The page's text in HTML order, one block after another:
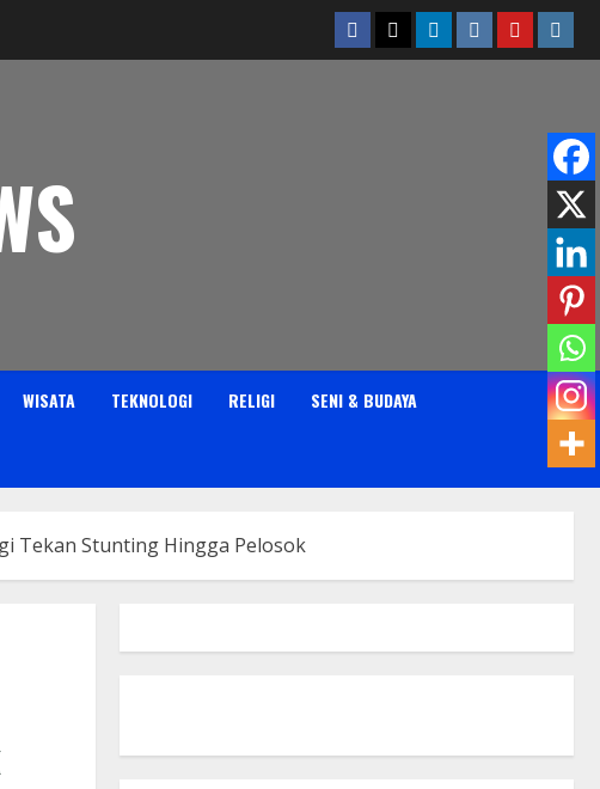
Facebook
TwitterLinkedin
VK Youtube
WISATA TEKNOLOGI RELIGI SENI & BUDAYA
Tekan Stunting Hingga Pelosok